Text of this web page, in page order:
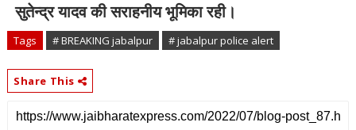
सुतेन्द्र यादव की सराहनीय भूमिका रही।
Tags # BREAKING jabalpur # jabalpur police alert
Share This